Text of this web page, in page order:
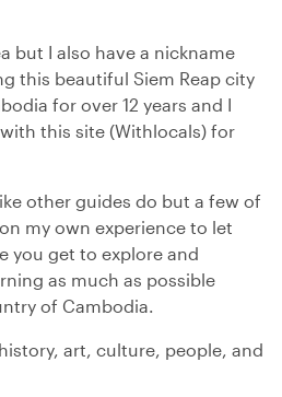
but I also have a nickname
this beautiful Siem Reap city
for over 12 years and I
this site (Withlocals) for
other guides do but a few of
my own experience to let
you get to explore and
as much as possible
of Cambodia.
art, culture, people, and